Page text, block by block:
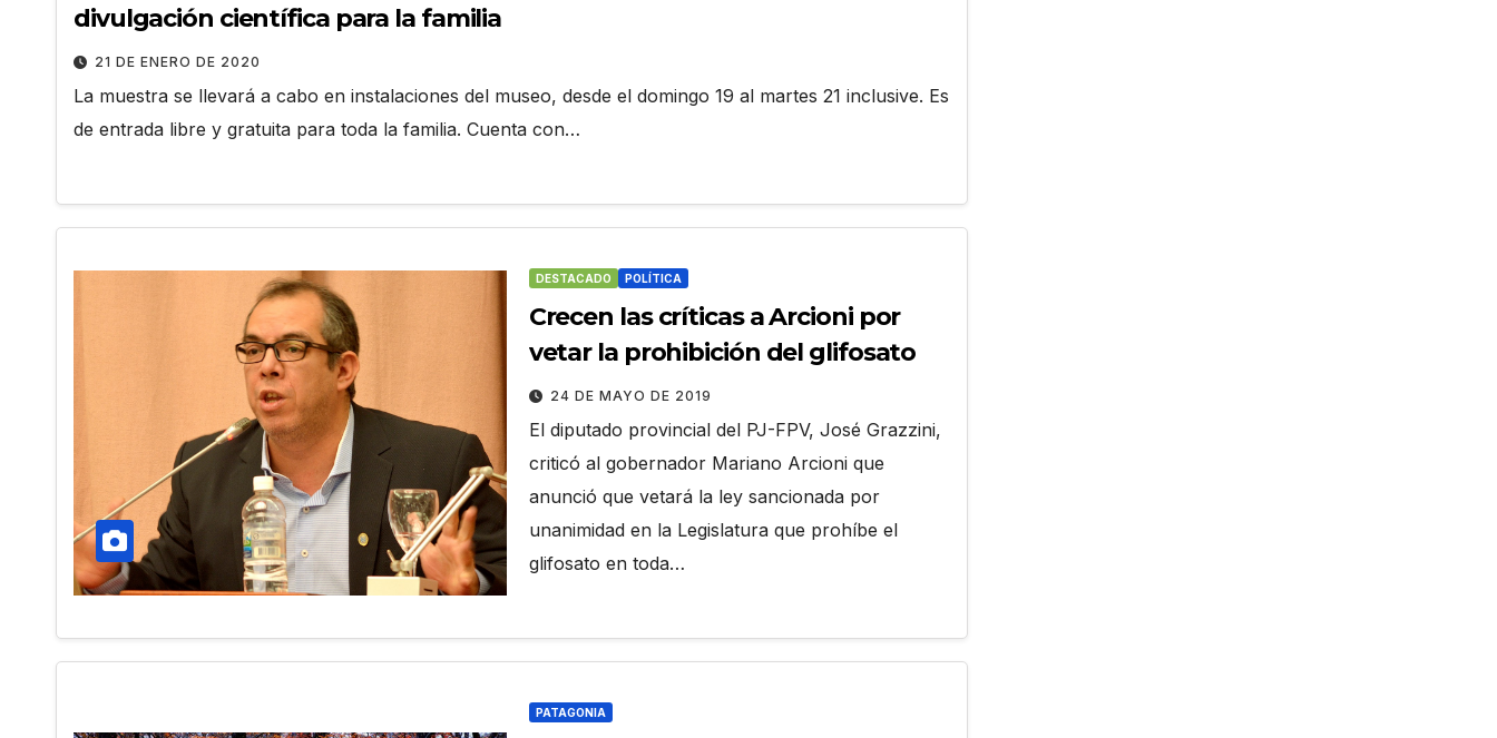
divulgación científica para la familia
21 DE ENERO DE 2020
La muestra se llevará a cabo en instalaciones del museo, desde el domingo 19 al martes 21 inclusive. Es
de entrada libre y gratuita para toda la familia. Cuenta con…
DESTACADO POLÍTICA
Crecen las críticas a Arcioni por
vetar la prohibición del glifosato
24 DE MAYO DE 2019
El diputado provincial del PJ-FPV, José Grazzini,
criticó al gobernador Mariano Arcioni que
anunció que vetará la ley sancionada por
unanimidad en la Legislatura que prohíbe el
glifosato en toda…
PATAGONIA